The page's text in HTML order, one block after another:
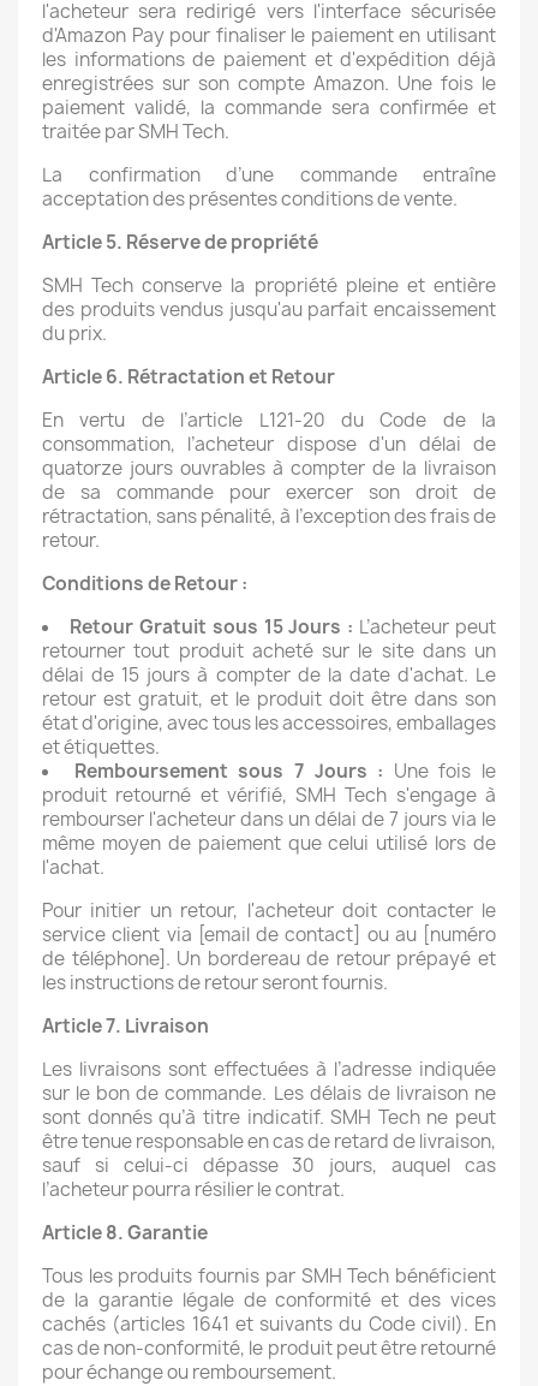
l'acheteur sera redirigé vers l'interface sécurisée
d'Amazon Pay pour finaliser le paiement en utilisant
les informations de paiement et d'expédition déjà
enregistrées sur son compte Amazon. Une fois le
paiement validé, la commande sera confirmée et
traitée par SMH Tech.
La confirmation d’une commande entraîne
acceptation des présentes conditions de vente.
Article 5. Réserve de propriété
SMH Tech conserve la propriété pleine et entière
des produits vendus jusqu'au parfait encaissement
du prix.
Article 6. Rétractation et Retour
En vertu de l’article L121-20 du Code de la
consommation, l’acheteur dispose d'un délai de
quatorze jours ouvrables à compter de la livraison
de sa commande pour exercer son droit de
rétractation, sans pénalité, à l’exception des frais de
retour.
Conditions de Retour :
Retour Gratuit sous 15 Jours : L’acheteur peut
retourner tout produit acheté sur le site dans un
délai de 15 jours à compter de la date d'achat. Le
retour est gratuit, et le produit doit être dans son
état d'origine, avec tous les accessoires, emballages
et étiquettes.
Remboursement sous 7 Jours : Une fois le
produit retourné et vérifié, SMH Tech s'engage à
rembourser l'acheteur dans un délai de 7 jours via le
même moyen de paiement que celui utilisé lors de
l'achat.
Pour initier un retour, l'acheteur doit contacter le
service client via [email de contact] ou au [numéro
de téléphone]. Un bordereau de retour prépayé et
les instructions de retour seront fournis.
Article 7. Livraison
Les livraisons sont effectuées à l’adresse indiquée
sur le bon de commande. Les délais de livraison ne
sont donnés qu’à titre indicatif. SMH Tech ne peut
être tenue responsable en cas de retard de livraison,
sauf si celui-ci dépasse 30 jours, auquel cas
l’acheteur pourra résilier le contrat.
Article 8. Garantie
Tous les produits fournis par SMH Tech bénéficient
de la garantie légale de conformité et des vices
cachés (articles 1641 et suivants du Code civil). En
cas de non-conformité, le produit peut être retourné
pour échange ou remboursement.